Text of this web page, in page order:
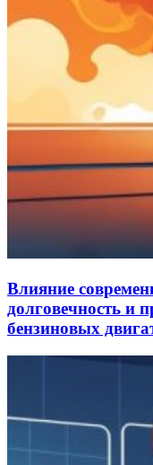
Влияние
долговечность и
бензиновых